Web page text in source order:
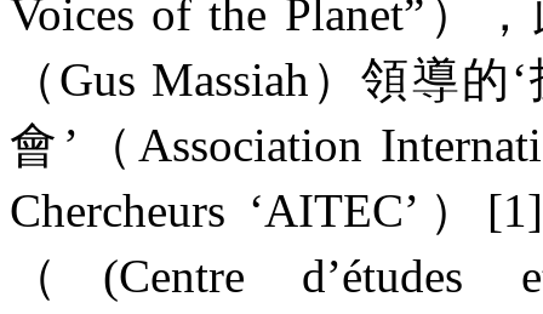
Voices of the Planet” ）
（ Gus Massiah ）領導的
會’（ Association
Chercheurs ‘AITEC’） [1]
（ (Centre d’études